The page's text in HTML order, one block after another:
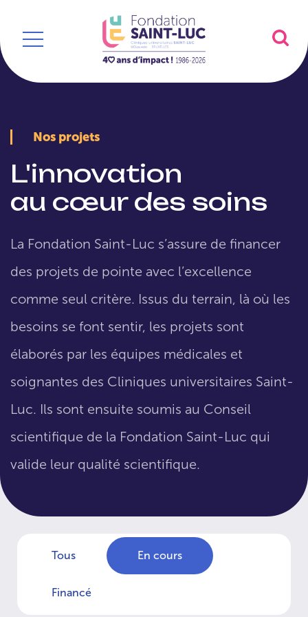
Nos projets
L'innovation
au cœur des soins
La Fondation Saint-Luc s’assure de financer
des projets de pointe avec l’excellence
comme seul critère. Issus du terrain, là où les
besoins se font sentir, les projets sont
élaborés par les équipes médicales et
soignantes des Cliniques universitaires Saint-
Luc. Ils sont ensuite soumis au Conseil
scientifique de la Fondation Saint-Luc qui
valide leur qualité scientifique.
Tous En cours
Financé